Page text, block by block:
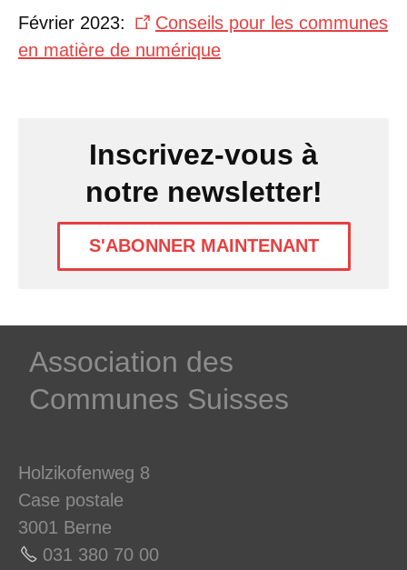
Février 2023:
Conseils pour les communes
en matière de numérique
Inscrivez-vous à
notre newsletter!
S'ABONNER MAINTENANT
­Association des­
Communes ­Suisses
Holzikofenweg 8
Case postale
3001 Berne
031 380 70 00